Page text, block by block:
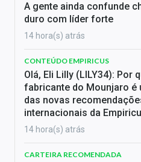
A gente ainda confunde
duro com líder forte
14 hora(s) atrás
CONTEÚDO EMPIRICUS
Olá, Eli Lilly (LILY34): Por
fabricante do Mounjaro é
das novas
internacionais da
14 hora(s) atrás
CARTEIRA RECOMENDADA